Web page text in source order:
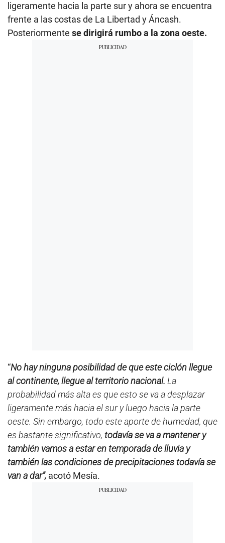
ligeramente hacia la parte sur y ahora se encuentra
frente a las costas de La Libertad y Áncash.
Posteriormente se dirigirá rumbo a la zona oeste.
“No hay ninguna posibilidad de que este ciclón llegue
al continente, llegue al territorio nacional. La
probabilidad más alta es que esto se va a desplazar
ligeramente más hacia el sur y luego hacia la parte
oeste. Sin embargo, todo este aporte de humedad, que
es bastante significativo, todavía se va a mantener y
también vamos a estar en temporada de lluvia y
también las condiciones de precipitaciones todavía se
van a dar”, acotó Mesía.